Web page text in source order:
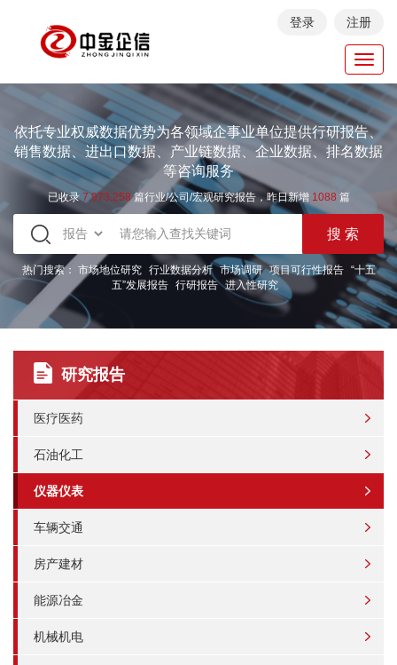
登录 注册
依托专业权威数据优势为各领域企事业单位提供行研报告、
销售数据、进出口数据、产业链数据、企业数据、排名数据
等咨询服务
已收录7.973.258篇行业/公司/宏观研究报告，昨日新增 1088 篇
热门搜索： 市场地位研究 行业数据分析 市场调研 项目可行性报告
“十五
五”发展报告 行研报告 进入性研究
研究报告
医疗医药
石油化工
仪器仪表
车辆交通
房产建材
能源冶金
机械机电